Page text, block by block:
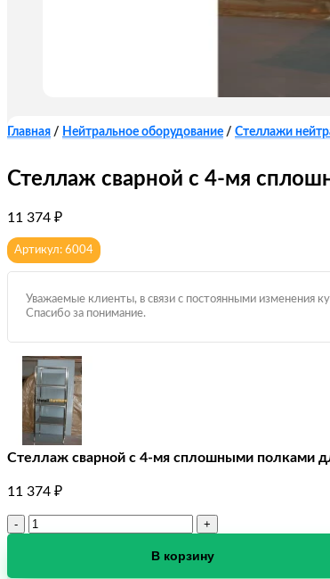
Главная / Нейтральное оборудование / Стеллажи
Стеллаж сварной с 4-мя
11 374 ₽
Артикул: 6004
Уважаемые клиенты, в связи с постоянными изменения
Спасибо за понимание.
Стеллаж сварной с 4-мя сплошными полками
11 374 ₽
Количество
В корзину